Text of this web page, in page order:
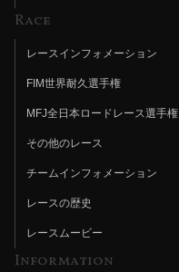
Race
レースインフォメーション
FIM世界耐久選手権
MFJ全日本ロードレース選手権
その他のレース
チームインフォメーション
レースの歴史
レースムービー
Information